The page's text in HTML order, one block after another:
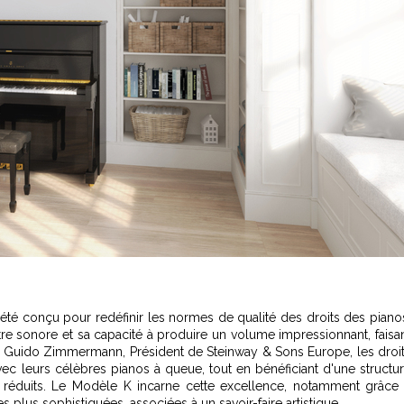
conçu pour redéfinir les normes de qualité des droits des
sonore et sa capacité à produire un volume impressionnant,
Zimmermann, Président de Steinway & Sons Europe, les
leurs célèbres pianos à queue, tout en bénéficiant d'une
Le Modèle K incarne cette excellence, notamment grâce